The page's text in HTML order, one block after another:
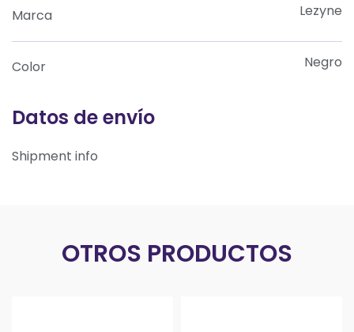
Marca Lezyne
Color Negro
Datos de envío
Shipment info
OTROS PRODUCTOS